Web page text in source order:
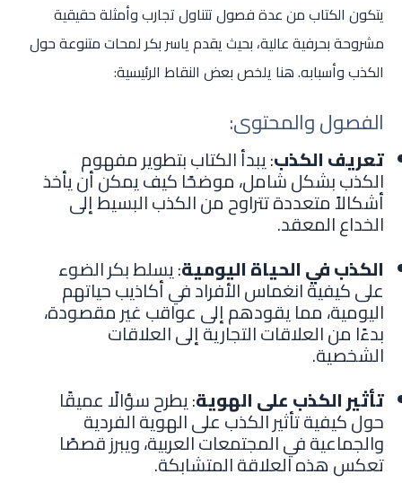
يتكون الكتاب من عدة فصول تتناول تجارب وأمثلة حقيقية
مشروحة بحرفية عالية، بحيث يقدم ياسر بكر لمحات متنوعة حول
الكذب وأسبابه. هنا يلخص بعض النقاط الرئيسية:
الفصول والمحتوى:
تعريف الكذب: يبدأ الكتاب بتطوير مفهوم
الكذب بشكل شامل، موضحًا كيف يمكن أن يأخذ
أشكالاً متعددة تتراوح من الكذب البسيط إلى
الخداع المعقد.
الكذب في الحياة اليومية: يسلط بكر الضوء
على كيفية انغماس الأفراد في أكاذيب حياتهم
اليومية، مما يقودهم إلى عواقب غير مقصودة،
بدءًا من العلاقات التجارية إلى العلاقات
الشخصية.
تأثير الكذب على الهوية: يطرح سؤالًا عميقًا
حول كيفية تأثير الكذب على الهوية الفردية
والجماعية في المجتمعات العربية، ويبرز قصصًا
تعكس هذه العلاقة المتشابكة.